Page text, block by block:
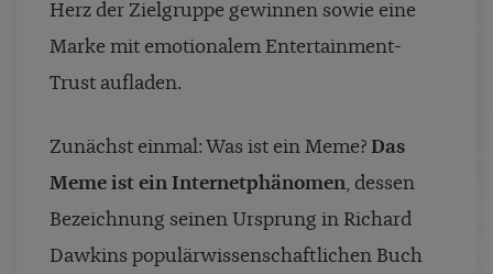
Herz der Zielgruppe gewinnen sowie eine
Marke mit emotionalem Entertainment-
Trust aufladen.
Zunächst einmal: Was ist ein Meme? Das
Meme ist ein Internetphänomen, dessen
Bezeichnung seinen Ursprung in Richard
Dawkins populärwissenschaftlichen Buch